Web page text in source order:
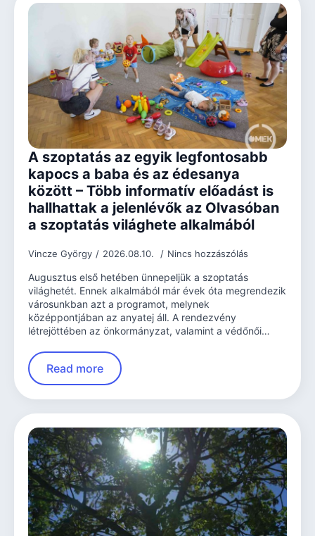
A szoptatás az egyik legfontosabb
kapocs a baba és az édesanya
között – Több informatív előadást is
hallhattak a jelenlévők az Olvasóban
a szoptatás világhete alkalmából
Vincze György 2026.08.10. Nincs hozzászólás
Augusztus első hetében ünnepeljük a szoptatás
világhetét. Ennek alkalmából már évek óta megrendezik
városunkban azt a programot, melynek
középpontjában az anyatej áll. A rendezvény
létrejöttében az önkormányzat, valamint a védőnői…
Read more